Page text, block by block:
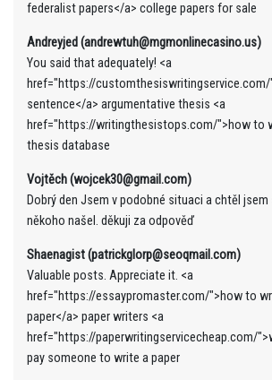
federalist papers</a> college papers for sale
Andreyjed (andrewtuh@mgmonlinecasino.us)
You said that adequately! <a
href="https://
sentence</a> argumentative thesis <a
href="https://writingthesistops.com/">how to
thesis database
Vojtěch (wojcek30@gmail.com)
Dobrý den Jsem v podobné situaci a chtěl
někoho našel. děkuji za odpověď
Shaenagist (patrickglorp@seoqmail.com)
Valuable posts. Appreciate it. <a
href="https://essaypromaster.com/">how to
paper</a> paper writers <a
href="https://paperwritingservicecheap.com/
pay someone to write a paper